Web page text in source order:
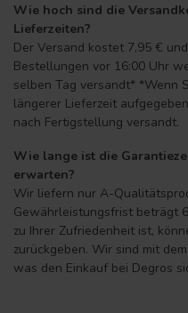
Wie hoch sind die
Lieferzeiten?
Der Versand kostet 7,95 €
Bestellungen vor 16:00 Uhr
selben Tag versandt* *Wenn
längerer Lieferzeit
nach Fertigstellung versandt.
Wie lange ist die
erwarten?
Wir liefern nur A-
Gewährleistungsfrist beträgt
zu Ihrer Zufriedenheit ist,
zurückgeben. Wir sind mit
was den Einkauf bei Degros